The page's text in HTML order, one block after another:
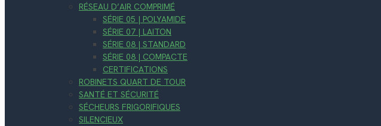
RÉSEAU D’AIR COMPRIMÉ
SÉRIE 05 | POLYAMIDE
SÉRIE 07 | LAITON
SÉRIE 08 | STANDARD
SÉRIE 08 | COMPACTE
CERTIFICATIONS
ROBINETS QUART DE TOUR
SANTÉ ET SÉCURITÉ
SÉCHEURS FRIGORIFIQUES
SILENCIEUX